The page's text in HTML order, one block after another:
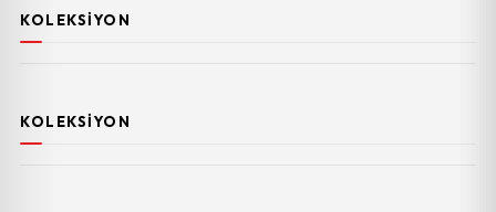
KOLEKSIYON
KOLEKSIYON